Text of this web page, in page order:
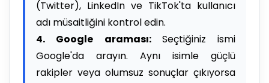
(Twitter), LinkedIn ve TikTok'ta kullanıcı
adı müsaitliğini kontrol edin.
4. Google araması: Seçtiğiniz ismi
Google'da arayın. Aynı isimle güçlü
rakipler veya olumsuz sonuçlar çıkıyorsa